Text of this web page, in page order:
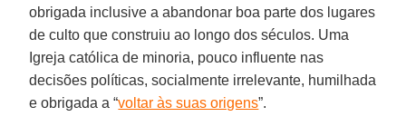
obrigada inclusive a abandonar boa parte dos lugares
de culto que construiu ao longo dos séculos. Uma
Igreja católica de minoria, pouco influente nas
decisões políticas, socialmente irrelevante, humilhada
e obrigada a “voltar às suas origens”.